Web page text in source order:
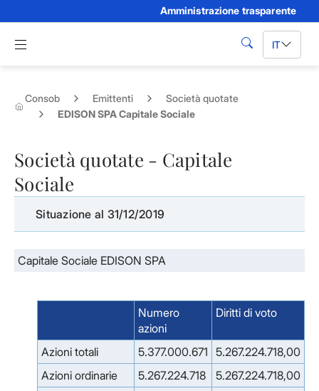
Amministrazione trasparente
Apri menu di navigazione
cerca IT
Consob Emittenti
Società quotate
EDISON SPA Capitale Sociale
Società quotate - Capitale
Sociale
Situazione al 31/12/2019
Capitale Sociale EDISON SPA
Numero
azioni
Diritti di voto
Azioni totali 5.377.000.671 5.267.224.718,00
Azioni ordinarie
5.267.224.718
5.267.224.718,00